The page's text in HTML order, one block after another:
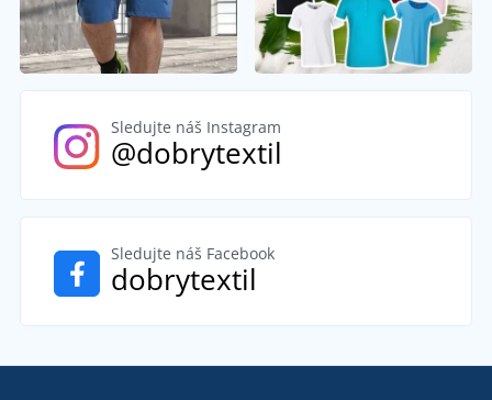
Sledujte náš Instagram
@dobrytextil
Sledujte náš Facebook
dobrytextil